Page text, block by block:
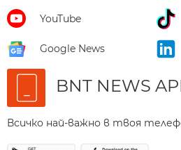
YouTube
Google News
BNT NEWS
Всичко най-важно в твоя